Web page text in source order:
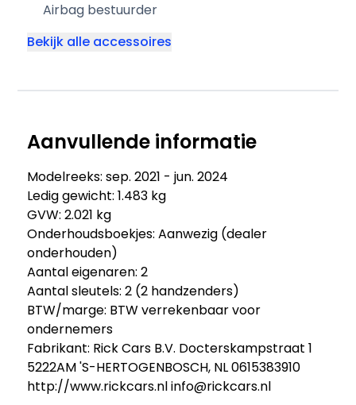
Airbag bestuurder
Bekijk alle accessoires
Aanvullende informatie
Modelreeks: sep. 2021 - jun. 2024
Ledig gewicht: 1.483 kg
GVW: 2.021 kg
Onderhoudsboekjes: Aanwezig (dealer
onderhouden)
Aantal eigenaren: 2
Aantal sleutels: 2 (2 handzenders)
BTW/marge: BTW verrekenbaar voor
ondernemers
Fabrikant: Rick Cars B.V. Docterskampstraat 1
5222AM 'S-HERTOGENBOSCH, NL 0615383910
http://www.rickcars.nl info@rickcars.nl